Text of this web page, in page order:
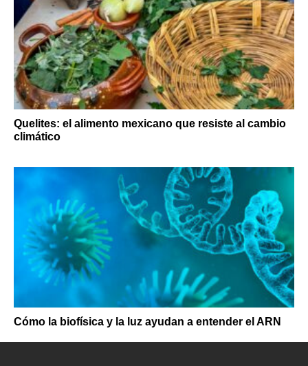
Quelites: el alimento mexicano que resiste al cambio
climático
Cómo la biofísica y la luz ayudan a entender el ARN